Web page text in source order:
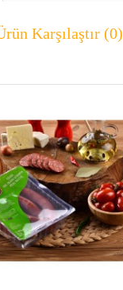
Karşılaştır (0)